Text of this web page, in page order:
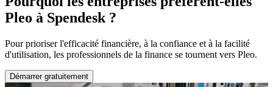
Pleo à Spendesk ?
Pour prioriser l'efficacité financière, à la confiance et à la facilité
d'utilisation, les professionnels de la finance se tournent vers Pleo.
Démarrer gratuitement